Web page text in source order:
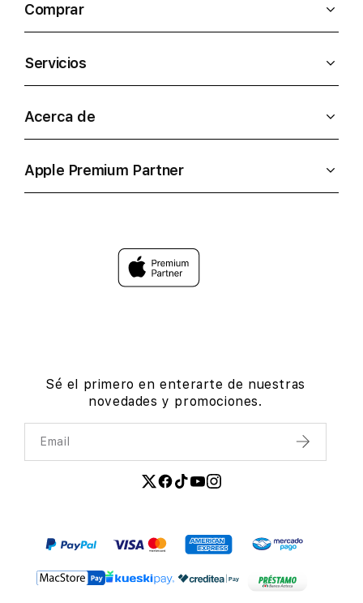
Comprar
Servicios
Acerca de
Apple Premium Partner
Sé el primero en enterarte de nuestras
novedades y promociones.
Email